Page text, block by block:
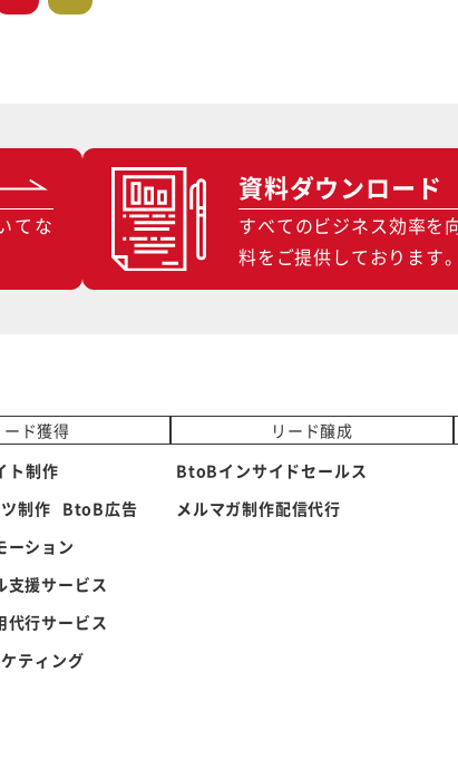
てな
資料ダウンロード
すべてのビジネス効率を
料をご提供しております。
ード獲得
ト制作
制作 BtoB広告
ーション
支援サービス
代行サービス
ティング
リード醸成
BtoBインサイドセールス
メルマガ制作配信代行